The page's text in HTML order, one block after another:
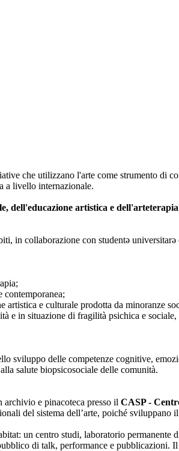
che utilizzano l'arte come strumento di
a livello internazionale.
dell'educazione artistica e dell'arteterapia
in collaborazione con studentə
contemporanea;
artistica e culturale prodotta da minoranze
e in situazione di fragilità psichica e
sviluppo delle competenze cognitive,
salute biopsicosociale delle comunità.
e pinacoteca presso il CASP -
del sistema dell’arte, poiché
un centro studi, laboratorio
di talk, performance e